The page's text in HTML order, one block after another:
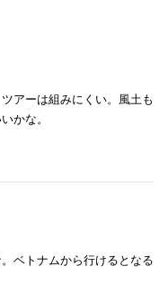
アーは組みにくい。風土も
かな。
ベトナムから行けるとなる